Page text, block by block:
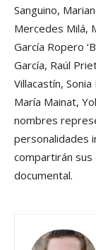
Sanguino,
Mercedes Milá,
García Ropero
García, Raúl
Villacastín,
María Mainat,
nombres
personalidades
compartirán
documental.